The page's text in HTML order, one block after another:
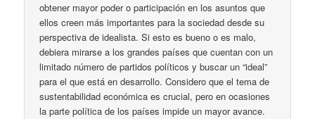
obtener mayor poder o participación en los asuntos que
ellos creen más importantes para la sociedad desde su
perspectiva de idealista. Si esto es bueno o es malo,
debiera mirarse a los grandes países que cuentan con un
limitado número de partidos políticos y buscar un “ideal”
para el que está en desarrollo. Considero que el tema de
sustentabilidad económica es crucial, pero en ocasiones
la parte política de los países impide un mayor avance.